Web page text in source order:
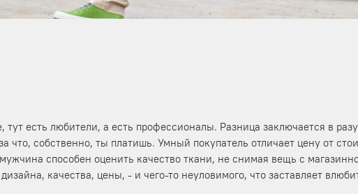
есть любители, а есть профессионалы. Разница заключается в
что, собственно, ты платишь. Умный покупатель отличает цену от
способен оценить качество ткани, не снимая вещь с
качества, цены, - и чего-то неуловимого, что заставляет